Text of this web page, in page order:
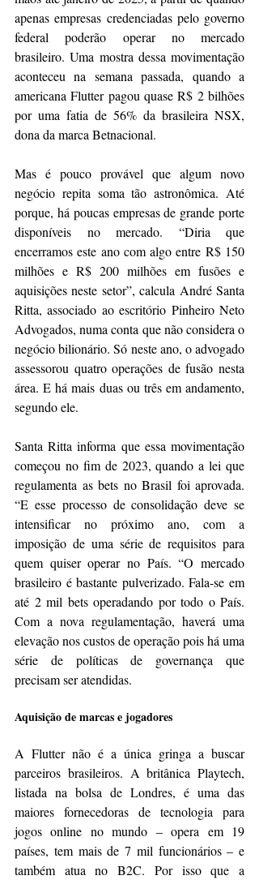
federal poderão operar no mercado
brasileiro. Uma mostra dessa movimentação
aconteceu na semana passada, quando a
americana Flutter pagou quase R$ 2 bilhões
por uma fatia de 56% da brasileira NSX,
dona da marca Betnacional.
Mas é pouco provável que algum novo
negócio repita soma tão astronômica. Até
porque, há poucas empresas de grande porte
disponíveis no mercado. “Diria que
encerramos este ano com algo entre R$ 150
milhões e R$ 200 milhões em fusões e
aquisições neste setor”, calcula André Santa
Ritta, associado ao escritório Pinheiro Neto
Advogados, numa conta que não considera o
negócio bilionário. Só neste ano, o advogado
assessorou quatro operações de fusão nesta
área. E há mais duas ou três em andamento,
segundo ele.
Santa Ritta informa que essa movimentação
começou no fim de 2023, quando a lei que
regulamenta as bets no Brasil foi aprovada.
“E esse processo de consolidação deve se
intensificar no próximo ano, com a
imposição de uma série de requisitos para
quem quiser operar no País. “O mercado
brasileiro é bastante pulverizado. Fala-se em
até 2 mil bets operadando por todo o País.
Com a nova regulamentação, haverá uma
elevação nos custos de operação pois há uma
série de políticas de governança que
precisam ser atendidas.
Aquisição de marcas e jogadores
A Flutter não é a única gringa a buscar
parceiros brasileiros. A britânica Playtech,
listada na bolsa de Londres, é uma das
maiores fornecedoras de tecnologia para
jogos online no mundo – opera em 19
países, tem mais de 7 mil funcionários – e
também atua no B2C. Por isso que a